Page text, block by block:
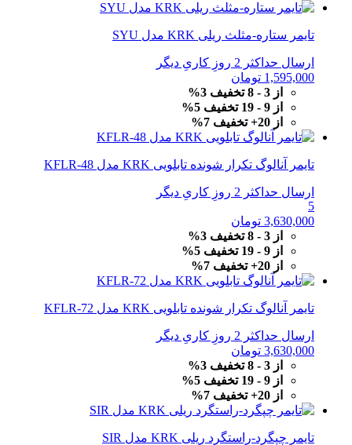
تایمر ستاره-مثلث ریلی KRK مدل SYU
ارسال حداکثر 2 روزِ کاریِ دیگر
1,595,000 تومان
از 3 - 8 تخفیف 3%
از 9 - 19 تخفیف 5%
از 20+ تخفیف 7%
تایمر آنالوگ تکرار شونده تابلویی KRK مدل KFLR-48
ارسال حداکثر 2 روزِ کاریِ دیگر
5
3,630,000 تومان
از 3 - 8 تخفیف 3%
از 9 - 19 تخفیف 5%
از 20+ تخفیف 7%
تایمر آنالوگ تکرار شونده تابلویی KRK مدل KFLR-72
ارسال حداکثر 2 روزِ کاریِ دیگر
3,630,000 تومان
از 3 - 8 تخفیف 3%
از 9 - 19 تخفیف 5%
از 20+ تخفیف 7%
تایمر چپگرد-راستگرد ریلی KRK مدل SIR